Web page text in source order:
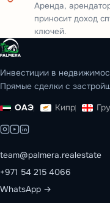
Аренда,
приносит доход
ключей.
Инвестиции в
Прямые сделки с
ОАЭ Кипр
team@palmera.realestate
+971 54 215 4066
WhatsApp →